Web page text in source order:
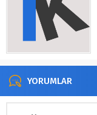
YORUMLAR